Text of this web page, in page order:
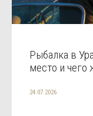
Рыбалка в
место и чего
24.07.2026